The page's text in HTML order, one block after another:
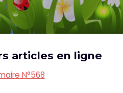
articles en ligne
N°568